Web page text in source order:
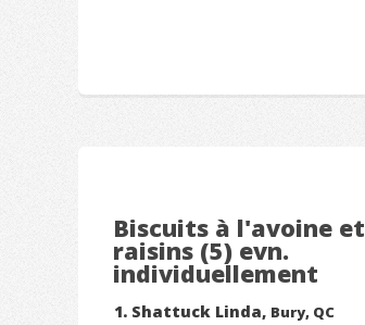
Biscuits à l'avoine et
raisins (5) evn.
individuellement
Shattuck Linda, Bury, QC